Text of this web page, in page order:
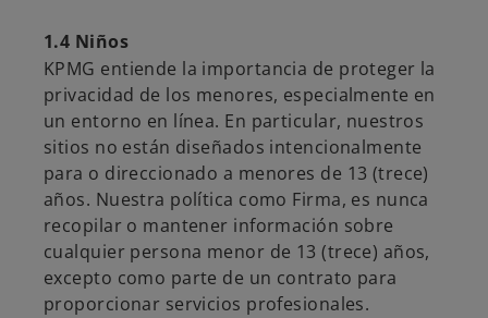
1.4 Niños
KPMG entiende la importancia de proteger la
privacidad de los menores, especialmente en
un entorno en línea. En particular, nuestros
sitios no están diseñados intencionalmente
para o direccionado a menores de 13 (trece)
años. Nuestra política como Firma, es nunca
recopilar o mantener información sobre
cualquier persona menor de 13 (trece) años,
excepto como parte de un contrato para
proporcionar servicios profesionales.